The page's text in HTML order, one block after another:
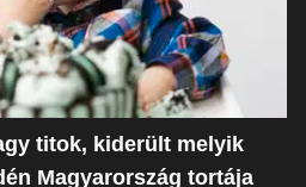
titok, kiderült melyik
Magyarország tortája